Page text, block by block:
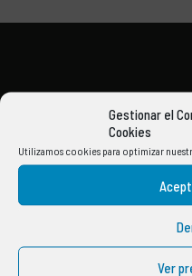
Gestionar el
Cookies
Utilizamos cookies para optimizar
Ver